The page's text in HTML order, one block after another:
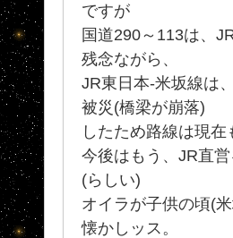
ですが
国道290～113は、
残念ながら、
JR東日本-米坂線は
被災(橋梁が崩落)
したため路線は現在
今後はもう、JR直
(らしい)
オイラが子供の頃(
懐かしッス。